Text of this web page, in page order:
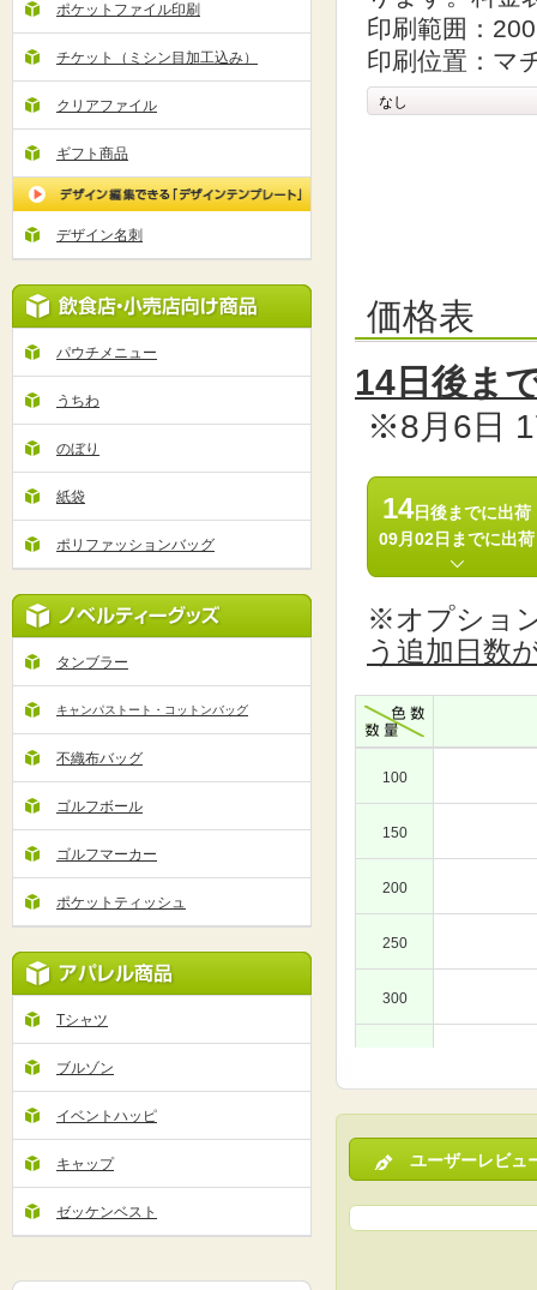
印刷範囲：
印刷位置：マ
価格表
14 日後ま
※8月6日
14日後までに出荷
09月02日までに出荷
※オプショ
う追加日数
100
150
200
250
300
600 ユーザーレビュ
ポケットファイル印刷
チケット（ミシン目加工込み）
クリアファイル
ギフト商品
デザイン名刺
パウチメニュー
うちわ
のぼり
紙袋
ポリファッションバッグ
タンブラー
キャンパストート・コットンバッグ
不織布バッグ
ゴルフボール
ゴルフマーカー
ポケットティッシュ
Tシャツ
ブルゾン
イベントハッピ
キャップ
ゼッケンベスト